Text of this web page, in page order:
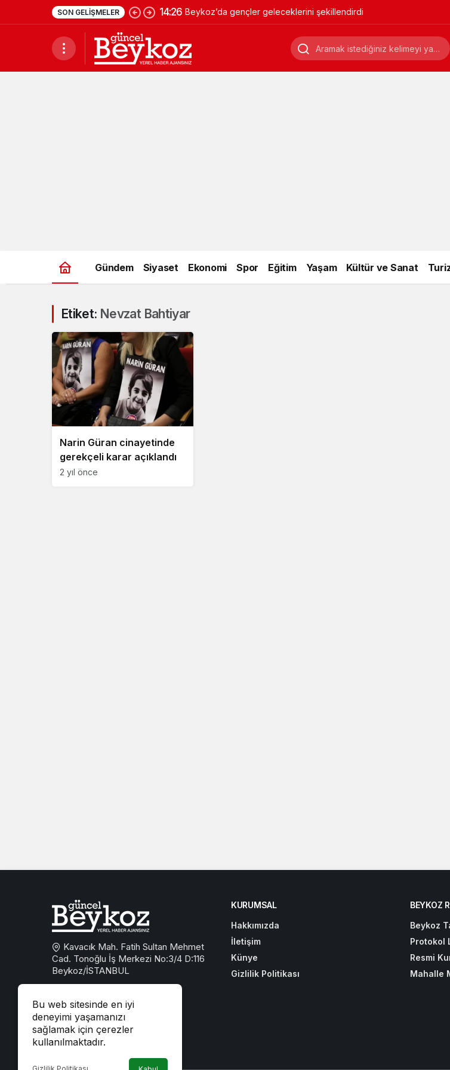
SON GELIŞMELER 14:26 Beykoz’da gençler geleceklerini şekillendirdi
Gündem Siyaset Ekonomi Spor Eğitim Yaşam Kültür ve Sanat
Etiket: Nevzat Bahtiyar
Narin Güran cinayetinde
gerekçeli karar açıklandı
2 yıl önce
Bu web sitesinde en iyi
deneyimi yaşamanızı
sağlamak için çerezler
kullanılmaktadır.
Kavacık Mah. Fatih Sultan Mehmet
Cad. Tonoğlu İş Merkezi No:3/4 D:116
Beykoz/İSTANBUL
beykozguncel@gmail.com
iletisim@beykozguncel.com
KURUMSAL
Hakkımızda
İletişim
Künye
Gizlilik Politikası
BEYKOZ
Beykoz
Protokol
Resmi
Mahalle